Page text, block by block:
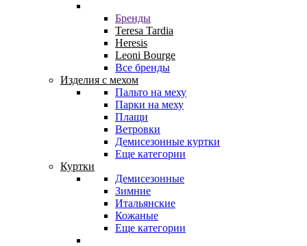
Бренды
Teresa Tardia
Heresis
Leoni Bourge
Все бренды
Изделия с мехом
Пальто на меху
Парки на меху
Плащи
Ветровки
Демисезонные куртки
Еще категории
Куртки
Демисезонные
Зимние
Итальянские
Кожаные
Еще категории